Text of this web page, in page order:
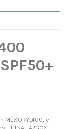
MEXORYL400, el
LARGOS.